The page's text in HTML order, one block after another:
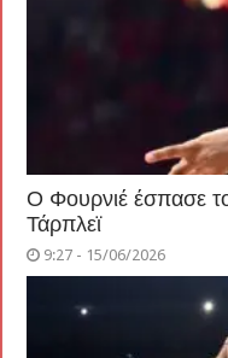
Ο Φουρνιέ έσπασε
Τάρπλεϊ
9:27 - 15/06/2026